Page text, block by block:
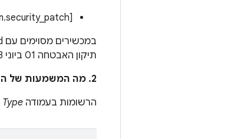
[ro.build.version.security_patch]:‏[2023-06-01]
תיקון האבטחה 01 ביוני 2023.
2. מה המשמעות של הרשומות בעמודה
הרשומות בעמודה Type